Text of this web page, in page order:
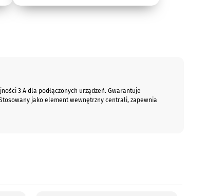
3 A dla podłączonych urządzeń. Gwarantuje
jako element wewnętrzny centrali, zapewnia